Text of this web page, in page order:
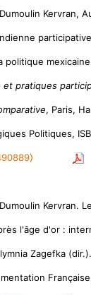
Kervran,
politique
et pratiques
, Paris,
Politiques,
Kervran.
l'âge d'or :
Zagefka (dir.).